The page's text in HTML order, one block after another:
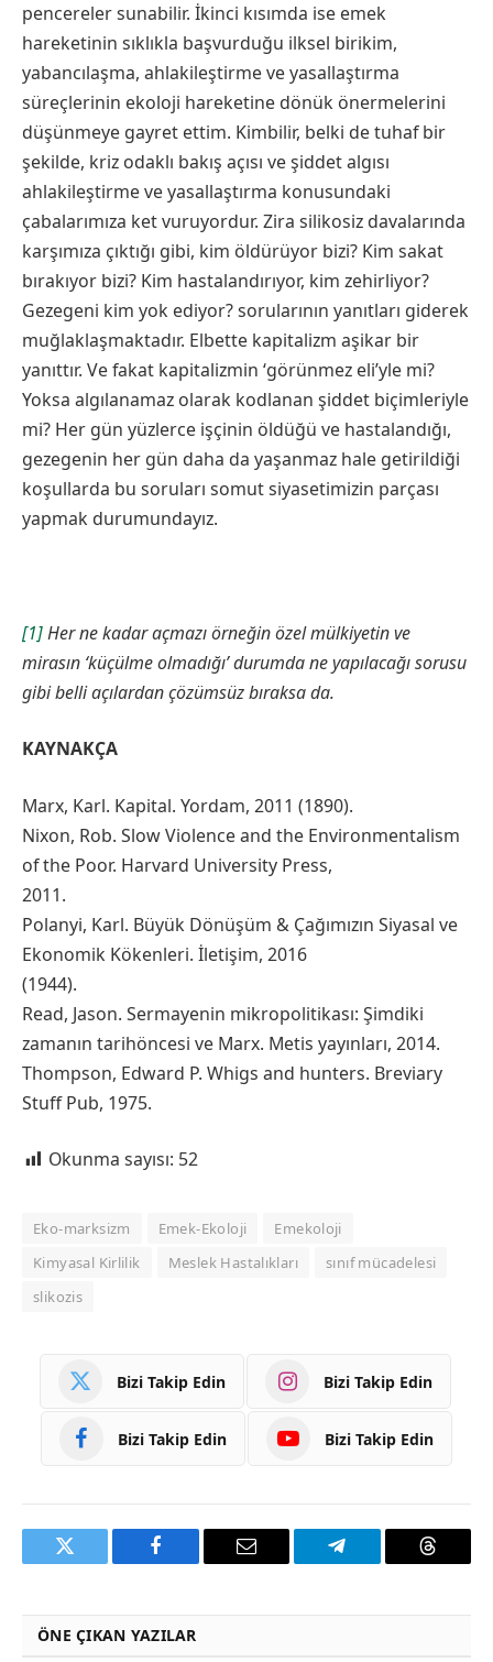
pencereler sunabilir. İkinci kısımda ise emek
hareketinin sıklıkla başvurduğu ilksel birikim,
yabancılaşma, ahlakileştirme ve yasallaştırma
süreçlerinin ekoloji hareketine dönük önermelerini
düşünmeye gayret ettim. Kimbilir, belki de tuhaf bir
şekilde, kriz odaklı bakış açısı ve şiddet algısı
ahlakileştirme ve yasallaştırma konusundaki
çabalarımıza ket vuruyordur. Zira silikosiz davalarında
karşımıza çıktığı gibi, kim öldürüyor bizi? Kim sakat
bırakıyor bizi? Kim hastalandırıyor, kim zehirliyor?
Gezegeni kim yok ediyor? sorularının yanıtları giderek
muğlaklaşmaktadır. Elbette kapitalizm aşikar bir
yanıttır. Ve fakat kapitalizmin ‘görünmez eli’yle mi?
Yoksa algılanamaz olarak kodlanan şiddet biçimleriyle
mi? Her gün yüzlerce işçinin öldüğü ve hastalandığı,
gezegenin her gün daha da yaşanmaz hale getirildiği
koşullarda bu soruları somut siyasetimizin parçası
yapmak durumundayız.
[1]Her ne kadar açmazı örneğin özel mülkiyetin ve
mirasın ‘küçülme olmadığı’ durumda ne yapılacağı sorusu
gibi belli açılardan çözümsüz bıraksa da.
KAYNAKÇA
Marx, Karl. Kapital. Yordam, 2011 (1890).
Nixon, Rob. Slow Violence and the Environmentalism
of the Poor. Harvard University Press,
2011.
Polanyi, Karl. Büyük Dönüşüm & Çağımızın Siyasal ve
Ekonomik Kökenleri. İletişim, 2016
(1944).
Read, Jason. Sermayenin mikropolitikası: Şimdiki
zamanın tarihöncesi ve Marx. Metis yayınları, 2014.
Thompson, Edward P. Whigs and hunters. Breviary
Stuff Pub, 1975.
Okunma sayısı: 52
Eko-marksizm Emek-Ekoloji
Emekoloji
Kimyasal Kirlilik
Meslek Hastalıkları
sınıf mücadelesi
slikozis
Bizi Takip Edin Bizi Takip Edin
Bizi Takip Edin Bizi Takip Edin
Twitter Facebook Email Telegram Threads
ÖNE ÇIKAN YAZILAR